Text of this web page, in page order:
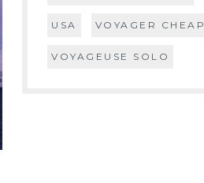
USA VOYAGER CHEAP
VOYAGEUSE SOLO